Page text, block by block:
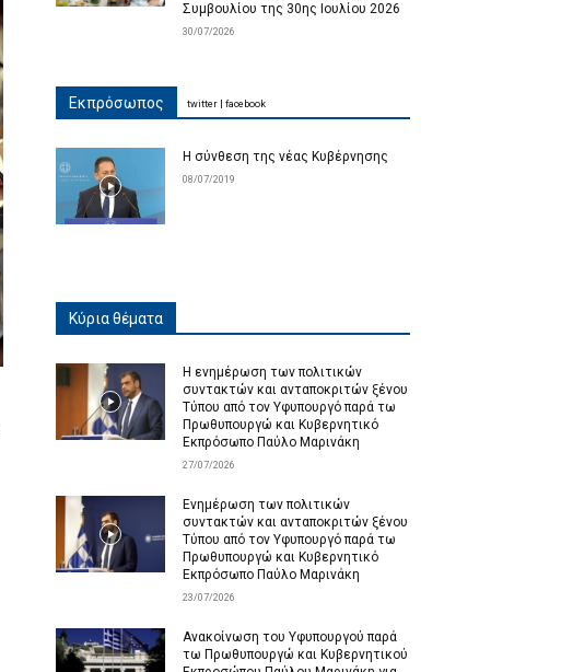
Συμβουλίου της 30ης Ιουλίου 2026
30/07/2026
Εκπρόσωπος
Η σύνθεση της νέας Κυβέρνησης
08/07/2019
twitter facebook
Κύρια θέματα
Η ενημέρωση των πολιτικών
συντακτών και ανταποκριτών ξένου
Τύπου από τον Υφυπουργό παρά τω
Πρωθυπουργώ και Κυβερνητικό
Εκπρόσωπο Παύλο Μαρινάκη
27/07/2026
Ενημέρωση των πολιτικών
συντακτών και ανταποκριτών ξένου
Τύπου από τον Υφυπουργό παρά τω
Πρωθυπουργώ και Κυβερνητικό
Εκπρόσωπο Παύλο Μαρινάκη
23/07/2026
Ανακοίνωση του Υφυπουργού παρά
τω Πρωθυπουργώ και Κυβερνητικού